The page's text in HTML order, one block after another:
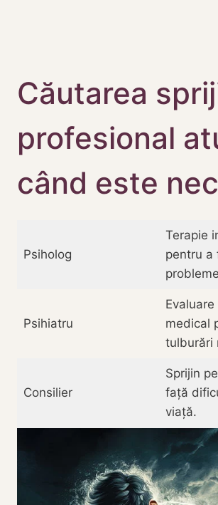
Căutarea
profesional
când este
Psiholog
Terapie
pentru a
Psihiatru
medical
tulburări
Consilier
Sprijin
față
viață.